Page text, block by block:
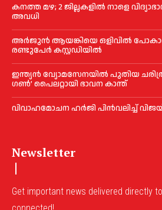
കനത്ത മഴ; 2 ജില്ലകളില്‍ നാളെ
അവധി
അര്‍ജുന്‍ ആയങ്കിയെ ഒളിവില്‍
രണ്ടുപേര്‍ കസ്റ്റഡിയില്‍
ഇന്ത്യൻ വ്യോമസേനയില്‍ പുതിയ
ഗണ്‍’ പൈലറ്റായി ഭാവന കാന്ത്
വിവാഹമോചന ഹര്‍ജി പിൻവലിച്ച്‌
Newsletter
Get important news delivered directly
connected!